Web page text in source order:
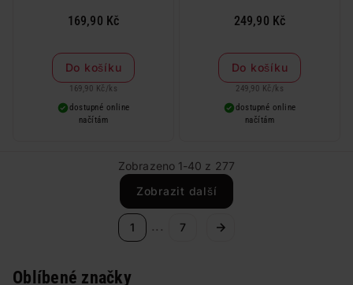
169,90 Kč
Do košíku
169,90 Kč / ks
dostupné online
načítám
249,90 Kč
Do košíku
249,90 Kč / ks
dostupné online
načítám
Zobrazeno 1-40 z 277
Zobrazit další
1 ... 7
Oblíbené značky